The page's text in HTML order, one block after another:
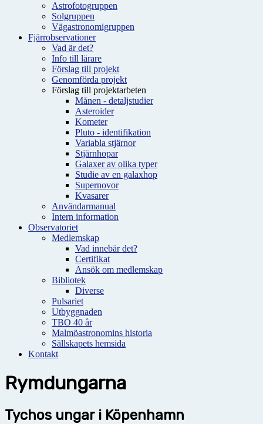
Astrofotogruppen
Solgruppen
Vägastronomigruppen
Fjärrobservationer
Vad är det?
Info till lärare
Förslag till projekt
Genomförda projekt
Förslag till projektarbeten
Månen - detaljstudier
Asteroider
Kometer
Pluto - identifikation
Variabla stjärnor
Stjärnhopar
Galaxer av olika typer
Studie av en galaxhop
Supernovor
Kvasarer
Användarmanual
Intern information
Observatoriet
Medlemskap
Vad innebär det?
Certifikat
Ansök om medlemskap
Bibliotek
Diverse
Pulsariet
Utbyggnaden
TBO 40 år
Malmöastronomins historia
Sällskapets hemsida
Kontakt
Rymdungarna
Tychos ungar i Köpenhamn